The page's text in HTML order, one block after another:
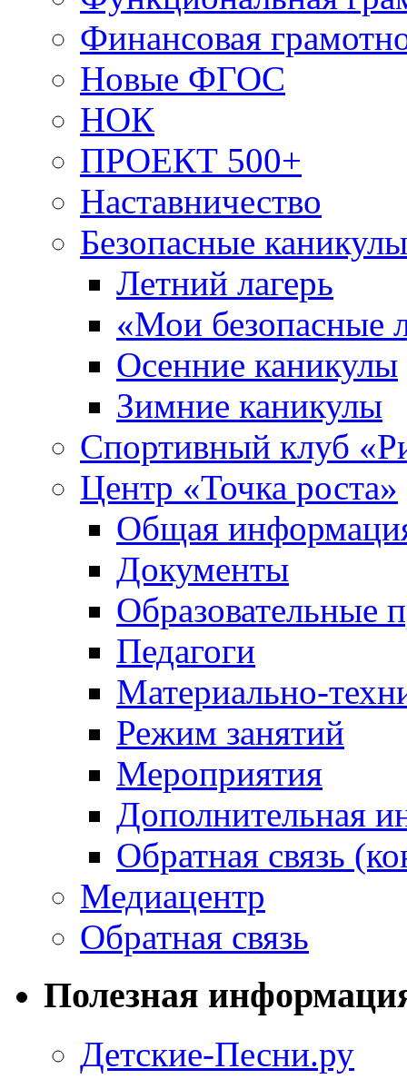
Финансовая
Новые ФГОС
НОК
ПРОЕКТ 500+
Наставничество
Безопасные каникулы
Летний лагерь
«Мои безопасные
Осенние каникулы
Зимние каникулы
Спортивный клуб
Центр «Точка роста»
Общая
Документы
Образовательные
Педагоги
Материально-
Режим занятий
Мероприятия
Дополнительная
Обратная связь
Медиацентр
Обратная связь
Полезная
Детские-Песни.ру